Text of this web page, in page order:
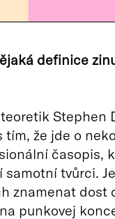
definice
Stephen
tím, že jde o
časopis,
samotní tvůrci.
znamenat dost
punkovej